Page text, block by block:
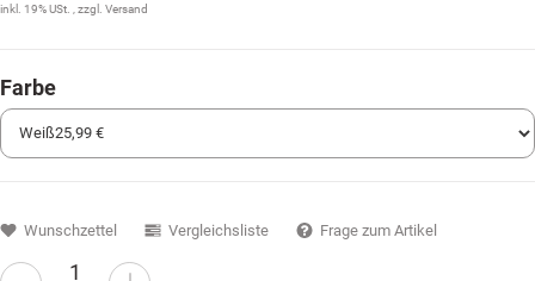
inkl. 19% USt. , zzgl. Versand
Farbe
Wunschzettel Vergleichsliste Frage zum Artikel